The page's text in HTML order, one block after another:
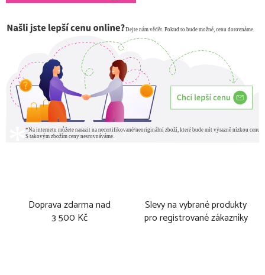
Doprava zdarma nad
3 500 Kč
Slevy na vybrané produkty
pro registrované zákazníky